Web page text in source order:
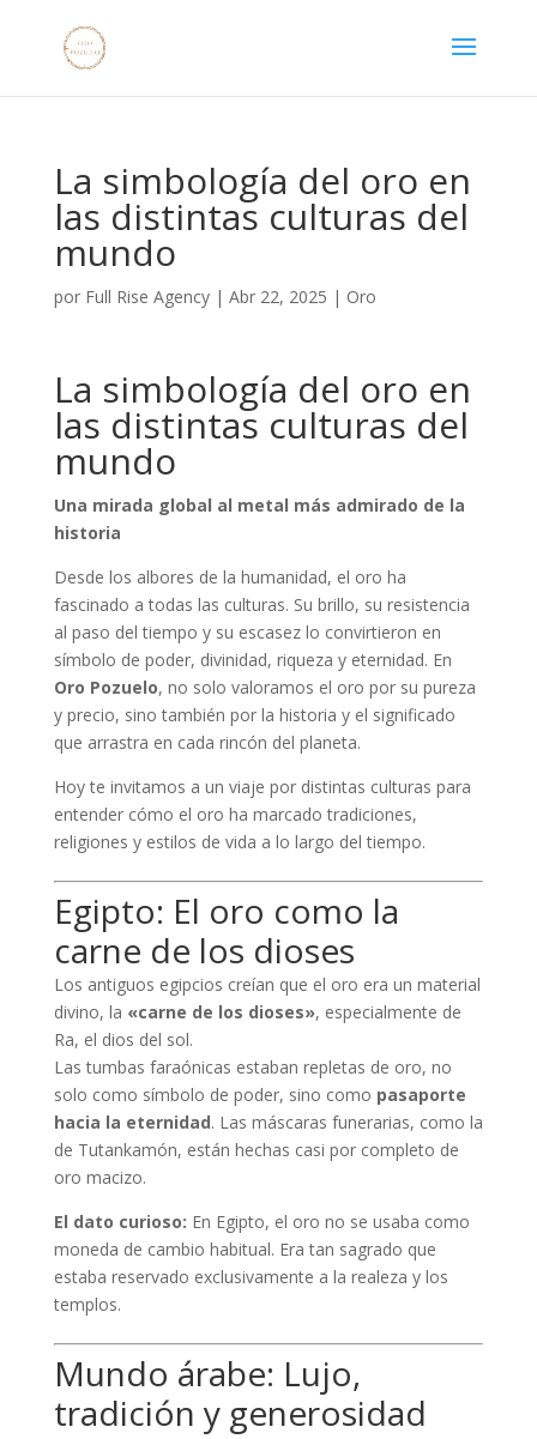
La simbología del oro en
las distintas culturas del
mundo
por Full Rise Agency| Abr 22, 2025 | Oro
La simbología del oro en
las distintas culturas del
mundo
Una mirada global al metal más admirado de la
historia
Desde los albores de la humanidad, el oro ha
fascinado a todas las culturas. Su brillo, su resistencia
al paso del tiempo y su escasez lo convirtieron en
símbolo de poder, divinidad, riqueza y eternidad. En
Oro Pozuelo, no solo valoramos el oro por su pureza
y precio, sino también por la historia y el significado
que arrastra en cada rincón del planeta.
Hoy te invitamos a un viaje por distintas culturas para
entender cómo el oro ha marcado tradiciones,
religiones y estilos de vida a lo largo del tiempo.
Egipto: El oro como la
carne de los dioses
Los antiguos egipcios creían que el oro era un material
divino, la «carne de los dioses», especialmente de
Ra, el dios del sol.
Las tumbas faraónicas estaban repletas de oro, no
solo como símbolo de poder, sino como pasaporte
hacia la eternidad. Las máscaras funerarias, como la
de Tutankamón, están hechas casi por completo de
oro macizo.
El dato curioso: En Egipto, el oro no se usaba como
moneda de cambio habitual. Era tan sagrado que
estaba reservado exclusivamente a la realeza y los
templos.
Mundo árabe: Lujo,
tradición y generosidad